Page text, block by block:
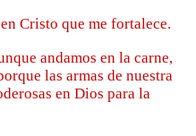
Cristo que me fortalece.
andamos en la carne,
las armas de nuestra
en Dios para la